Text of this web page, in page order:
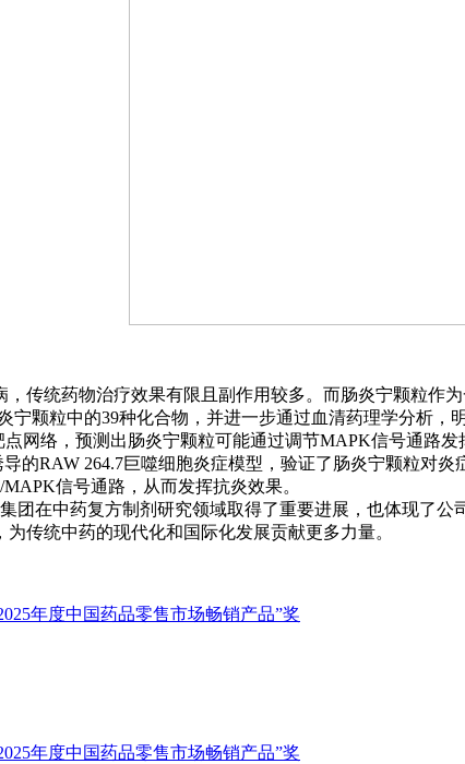
统药物治疗效果有限且副作用较多。而肠炎宁颗粒作
宁颗粒中的39种化合物，并进一步通过血清药理学分析
网络，预测出肠炎宁颗粒可能通过调节MAPK信号通路发
RAW 264.7巨噬细胞炎症模型，验证了肠炎宁颗粒对炎
信号通路，从而发挥抗炎效果。
在中药复方制剂研究领域取得了重要进展，也体现了公
传统中药的现代化和国际化发展贡献更多力量。
年度中国药品零售市场畅销产品”奖
年度中国药品零售市场畅销产品”奖